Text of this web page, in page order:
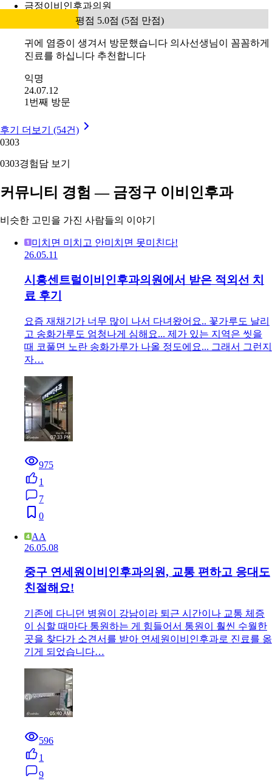
금정이비인후과의원
평점 5.0점 (5점 만점)
귀에 염증이 생겨서 방문했습니다 의사선생님이 꼼꼼하게
진료를 하십니다 추천합니다
익명
24.07.12
1번째 방문
후기 더보기 (54건)
0303
0303경험담 보기
커뮤니티 경험 — 금정구 이비인후과
비슷한 고민을 가진 사람들의 이야기
미치면 미치고 안미치면 못미친다!
26.05.11
시흥센트럴이비인후과의원에서 받은 적외선 치
료 후기
요즘 재채기가 너무 많이 나서 다녀왔어요.. 꽃가루도 날리
고 송화가루도 엄청나게 심해요... 제가 있는 지역은 씻을
때 코풀면 노란 송화가루가 나올 정도에요... 그래서 그런지
자…
975
1
7
0
AA
26.05.08
중구 연세원이비인후과의원, 교통 편하고 응대도
친절해요!
기존에 다니던 병원이 강남이라 퇴근 시간이나 교통 체증
이 심할 때마다 통원하는 게 힘들어서 통원이 훨씬 수월한
곳을 찾다가 소견서를 받아 연세원이비인후과로 진료를 옮
기게 되었습니다…
596
1
9